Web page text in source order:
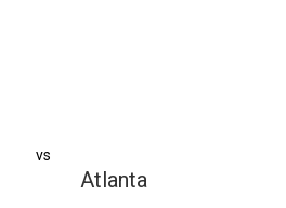
vs
Atlanta